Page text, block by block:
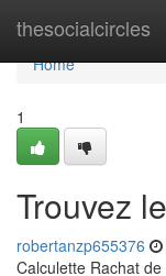
thesocialcircles
Home
Home
1
Trouvez
robertanzp655376
Calculette Rachat